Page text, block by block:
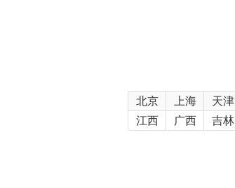
北京 上海 天津
江西
广西 吉林